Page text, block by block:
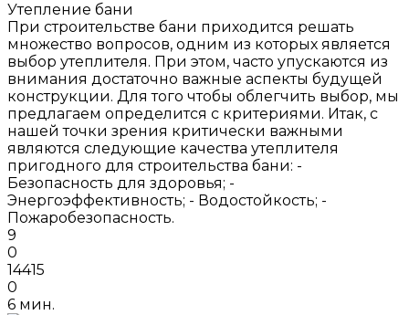
Утепление бани
При строительстве бани приходится решать
множество вопросов, одним из которых является
выбор утеплителя. При этом, часто упускаются из
внимания достаточно важные аспекты будущей
конструкции. Для того чтобы облегчить выбор, мы
предлагаем определится с критериями. Итак, с
нашей точки зрения критически важными
являются следующие качества утеплителя
пригодного для строительства бани: -
Безопасность для здоровья; -
Энергоэффективность; - Водостойкость; -
Пожаробезопасность.
9
0
14415
0
6 мин.